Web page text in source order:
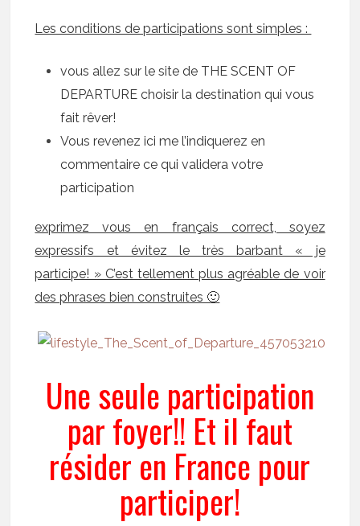
Les conditions de participations sont simples :
vous allez sur le site de THE SCENT OF
DEPARTUREchoisir la destination qui vous
fait rêver!
Vous revenez ici me l’indiquerez en
commentaire ce qui validera votre
participation
exprimez vous en français correct, soyez
expressifs et évitez le très barbant « je
participe! » C’est tellement plus agréable de voir
des phrases bien construites 🙂
Une seule participation
par foyer!! Et il faut
résider en France pour
participer!